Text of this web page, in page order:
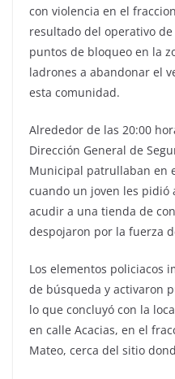
con violencia en el
resultado del operativo
puntos de bloqueo en la
ladrones a abandonar el
esta comunidad.
Alrededor de las 20:00
Dirección General de
Municipal patrullaban en
cuando un joven les pidió
acudir a una tienda de
despojaron por la fuerza
Los elementos policiacos
de búsqueda y activaron
lo que concluyó con la
en calle Acacias, en el
Mateo, cerca del sitio